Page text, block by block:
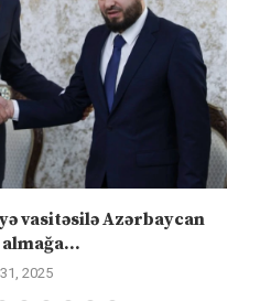
vasitəsilə Azərbaycan
almağa...
2025